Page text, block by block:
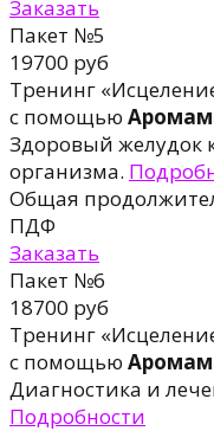
Заказать
Пакет №5
19700 руб
Тренинг
с помощью
Здоровый желудок
организма.
Общая
ПДФ
Заказать
Пакет №6
18700 руб
Тренинг
с помощью
Диагностикa и
Подробности